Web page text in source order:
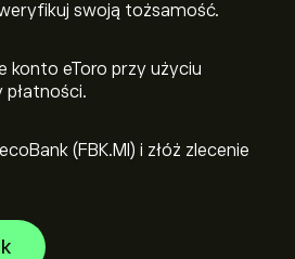
swoją tożsamość.
konto eToro przy użyciu
(FBK.MI) i złóż zlecenie